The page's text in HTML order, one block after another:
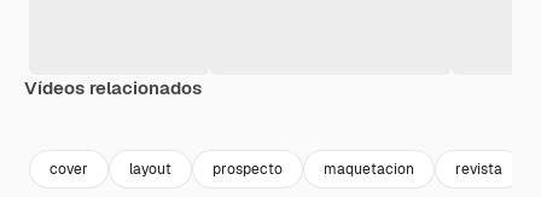
Vídeos relacionados
cover layout prospecto maquetacion revista